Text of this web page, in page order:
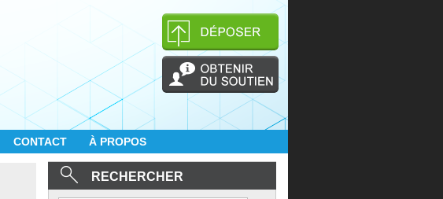
CONTACT À PROPOS
RECHERCHER